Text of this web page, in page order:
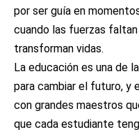
por ser guía en
cuando las fuerzas
transforman vidas.
La educación es una de
para cambiar el futuro, y
con grandes maestros
que cada estudiante